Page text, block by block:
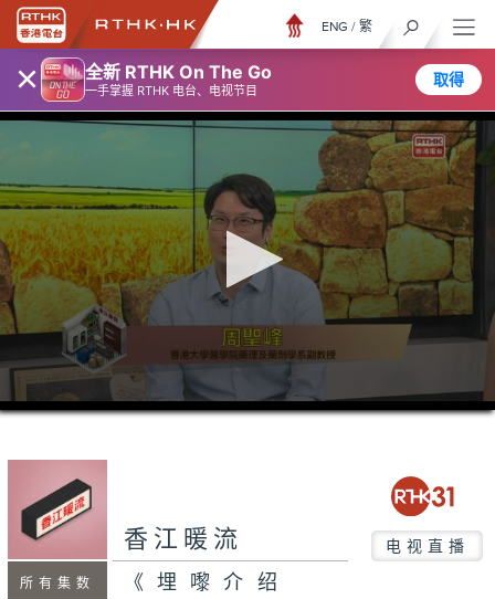
× 全新 RTHK On The Go
一手掌握 RTHK 电台、电视节目
取得
ENG / 繁
0
seconds
所有集数
香江暖流 电视直播
《埋嚟介绍